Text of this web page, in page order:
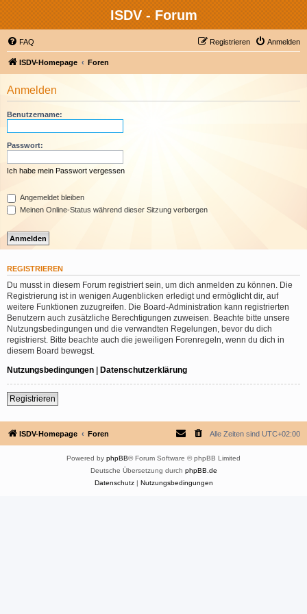
ISDV - Forum
FAQ Anmelden
Registrieren
ISDV-Homepage Foren
Anmelden
Benutzername:
Passwort:
Ich habe mein Passwort vergessen
Angemeldet bleiben
Meinen Online-Status während dieser Sitzung verbergen
REGISTRIEREN
Du musst in diesem Forum registriert sein, um dich anmelden zu können. Die
Registrierung ist in wenigen Augenblicken erledigt und ermöglicht dir, auf
weitere Funktionen zuzugreifen. Die Board-Administration kann registrierten
Benutzern auch zusätzliche Berechtigungen zuweisen. Beachte bitte unsere
Nutzungsbedingungen und die verwandten Regelungen, bevor du dich
registrierst. Bitte beachte auch die jeweiligen Forenregeln, wenn du dich in
diesem Board bewegst.
Nutzungsbedingungen | Datenschutzerklärung
Registrieren
ISDV-Homepage Foren Alle Zeiten sind UTC+02:00
Powered by phpBB® Forum Software © phpBB Limited
Deutsche Übersetzung durch phpBB.de
Datenschutz| Nutzungsbedingungen